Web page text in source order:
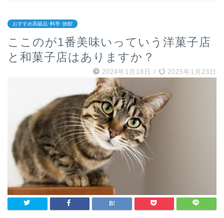
おすすめ高級品･料亭･旅館
ここのが1番美味いっていう洋菓子店
と和菓子店はありますか？
2024年1月18日 / 2025年1月23日